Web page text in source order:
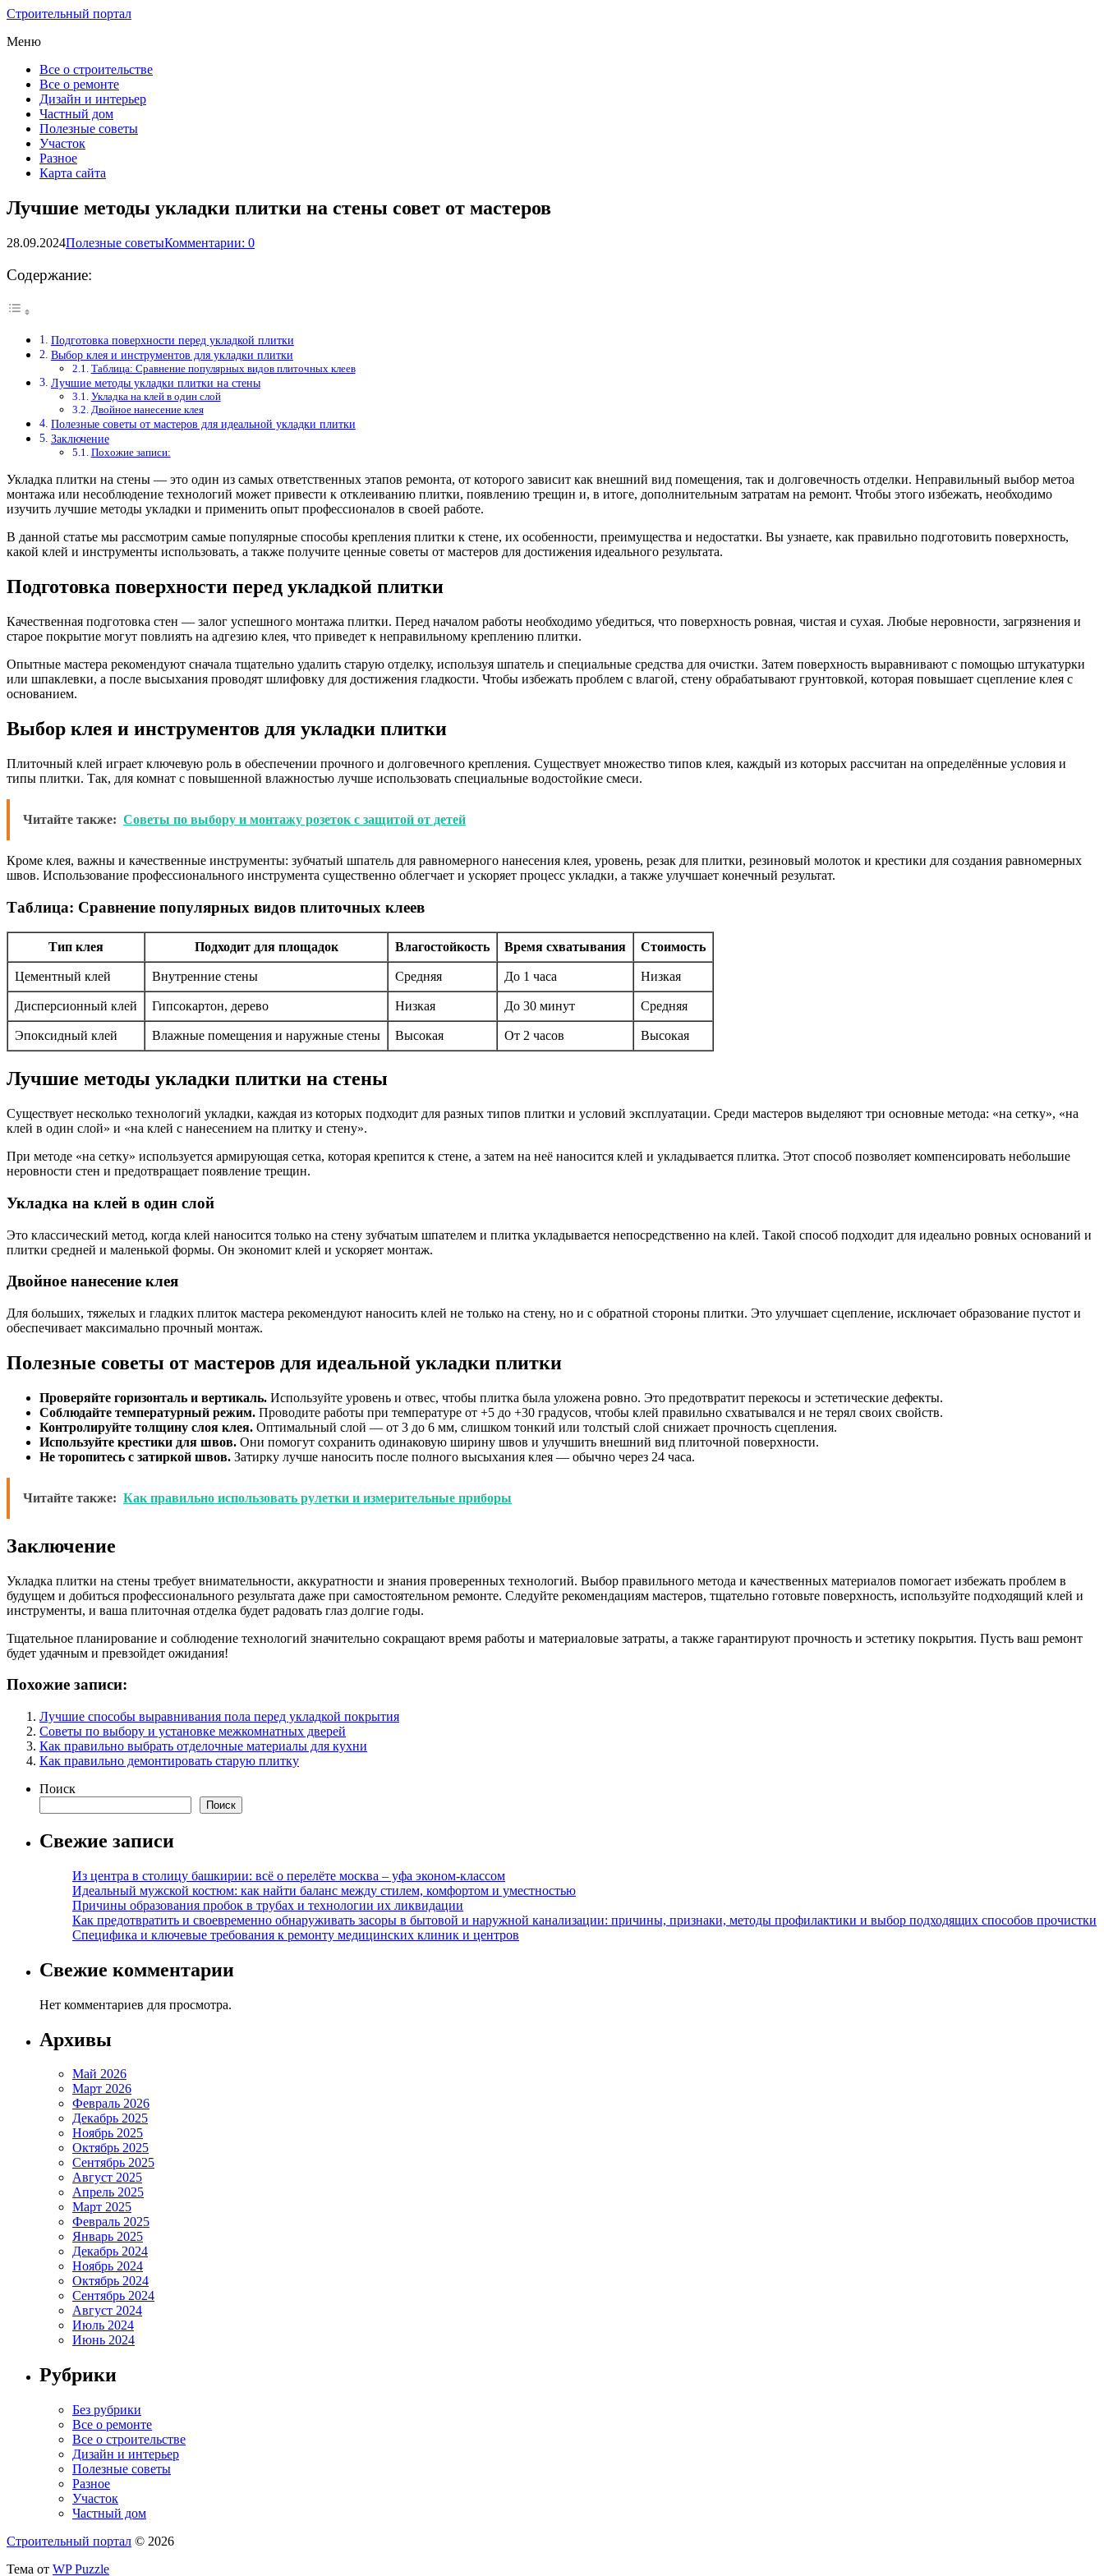
Строительный портал
Меню
Все о строительстве
Все о ремонте
Дизайн и интерьер
Частный дом
Полезные советы
Участок
Разное
Карта сайта
Лучшие методы укладки плитки на стены совет от мастеров
28.09.2024Полезные советыКомментарии: 0
Содержание:
Подготовка поверхности перед укладкой плитки
Выбор клея и инструментов для укладки плитки
Таблица: Сравнение популярных видов плиточных клеев
Лучшие методы укладки плитки на стены
Укладка на клей в один слой
Двойное нанесение клея
Полезные советы от мастеров для идеальной укладки плитки
Заключение
Похожие записи:
Укладка плитки на стены — это один из самых ответственных этапов ремонта, от которого зависит как внешний вид помещения, так и долговечность отделки. Неправильный выбор метоа
монтажа или несоблюдение технологий может привести к отклеиванию плитки, появлению трещин и, в итоге, дополнительным затратам на ремонт. Чтобы этого избежать, необходимо
изучить лучшие методы укладки и применить опыт профессионалов в своей работе.
В данной статье мы рассмотрим самые популярные способы крепления плитки к стене, их особенности, преимущества и недостатки. Вы узнаете, как правильно подготовить поверхность,
какой клей и инструменты использовать, а также получите ценные советы от мастеров для достижения идеального результата.
Подготовка поверхности перед укладкой плитки
Качественная подготовка стен — залог успешного монтажа плитки. Перед началом работы необходимо убедиться, что поверхность ровная, чистая и сухая. Любые неровности, загрязнения и
старое покрытие могут повлиять на адгезию клея, что приведет к неправильному креплению плитки.
Опытные мастера рекомендуют сначала тщательно удалить старую отделку, используя шпатель и специальные средства для очистки. Затем поверхность выравнивают с помощью штукатурки
или шпаклевки, а после высыхания проводят шлифовку для достижения гладкости. Чтобы избежать проблем с влагой, стену обрабатывают грунтовкой, которая повышает сцепление клея с
основанием.
Выбор клея и инструментов для укладки плитки
Плиточный клей играет ключевую роль в обеспечении прочного и долговечного крепления. Существует множество типов клея, каждый из которых рассчитан на определённые условия и
типы плитки. Так, для комнат с повышенной влажностью лучше использовать специальные водостойкие смеси.
Читайте также: Советы по выбору и монтажу розеток с защитой от детей
Кроме клея, важны и качественные инструменты: зубчатый шпатель для равномерного нанесения клея, уровень, резак для плитки, резиновый молоток и крестики для создания равномерных
швов. Использование профессионального инструмента существенно облегчает и ускоряет процесс укладки, а также улучшает конечный результат.
Таблица: Сравнение популярных видов плиточных клеев
Тип клея Подходит для площадок Влагостойкость Время схватывания Стоимость
Цементный клей Внутренние стены Средняя До 1 часа Низкая
Дисперсионный клей Гипсокартон, дерево Низкая До 30 минут Средняя
Эпоксидный клей Влажные помещения и наружные стены Высокая От 2 часов Высокая
Лучшие методы укладки плитки на стены
Существует несколько технологий укладки, каждая из которых подходит для разных типов плитки и условий эксплуатации. Среди мастеров выделяют три основные метода: «на сетку», «на
клей в один слой» и «на клей с нанесением на плитку и стену».
При методе «на сетку» используется армирующая сетка, которая крепится к стене, а затем на неё наносится клей и укладывается плитка. Этот способ позволяет компенсировать небольшие
неровности стен и предотвращает появление трещин.
Укладка на клей в один слой
Это классический метод, когда клей наносится только на стену зубчатым шпателем и плитка укладывается непосредственно на клей. Такой способ подходит для идеально ровных оснований и
плитки средней и маленькой формы. Он экономит клей и ускоряет монтаж.
Двойное нанесение клея
Для больших, тяжелых и гладких плиток мастера рекомендуют наносить клей не только на стену, но и с обратной стороны плитки. Это улучшает сцепление, исключает образование пустот и
обеспечивает максимально прочный монтаж.
Полезные советы от мастеров для идеальной укладки плитки
Проверяйте горизонталь и вертикаль. Используйте уровень и отвес, чтобы плитка была уложена ровно. Это предотвратит перекосы и эстетические дефекты.
Соблюдайте температурный режим. Проводите работы при температуре от +5 до +30 градусов, чтобы клей правильно схватывался и не терял своих свойств.
Контролируйте толщину слоя клея. Оптимальный слой — от 3 до 6 мм, слишком тонкий или толстый слой снижает прочность сцепления.
Используйте крестики для швов. Они помогут сохранить одинаковую ширину швов и улучшить внешний вид плиточной поверхности.
Не торопитесь с затиркой швов. Затирку лучше наносить после полного высыхания клея — обычно через 24 часа.
Читайте также: Как правильно использовать рулетки и измерительные приборы
Заключение
Укладка плитки на стены требует внимательности, аккуратности и знания проверенных технологий. Выбор правильного метода и качественных материалов помогает избежать проблем в
будущем и добиться профессионального результата даже при самостоятельном ремонте. Следуйте рекомендациям мастеров, тщательно готовьте поверхность, используйте подходящий клей и
инструменты, и ваша плиточная отделка будет радовать глаз долгие годы.
Тщательное планирование и соблюдение технологий значительно сокращают время работы и материаловые затраты, а также гарантируют прочность и эстетику покрытия. Пусть ваш ремонт
будет удачным и превзойдет ожидания!
Похожие записи:
Лучшие способы выравнивания пола перед укладкой покрытия
Советы по выбору и установке межкомнатных дверей
Как правильно выбрать отделочные материалы для кухни
Как правильно демонтировать старую плитку
Поиск
Поиск
Свежие записи
Из центра в столицу башкирии: всё о перелёте москва – уфа эконом-классом
Идеальный мужской костюм: как найти баланс между стилем, комфортом и уместностью
Причины образования пробок в трубах и технологии их ликвидации
Как предотвратить и своевременно обнаруживать засоры в бытовой и наружной канализации: причины, признаки, методы профилактики и выбор подходящих способов прочистки
Специфика и ключевые требования к ремонту медицинских клиник и центров
Свежие комментарии
Нет комментариев для просмотра.
Архивы
Май 2026
Март 2026
Февраль 2026
Декабрь 2025
Ноябрь 2025
Октябрь 2025
Сентябрь 2025
Август 2025
Апрель 2025
Март 2025
Февраль 2025
Январь 2025
Декабрь 2024
Ноябрь 2024
Октябрь 2024
Сентябрь 2024
Август 2024
Июль 2024
Июнь 2024
Рубрики
Без рубрики
Все о ремонте
Все о строительстве
Дизайн и интерьер
Полезные советы
Разное
Участок
Частный дом
Строительный портал © 2026
Тема от WP Puzzle